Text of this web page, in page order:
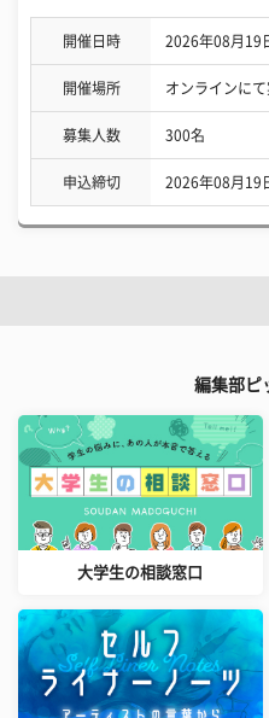
開催日時 2026年08月19
開催場所 オンラインに
募集人数 300名
申込締切 2026年08月19
編集部ピ
大学生の相談窓口